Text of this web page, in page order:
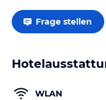
Frage stellen
WLAN